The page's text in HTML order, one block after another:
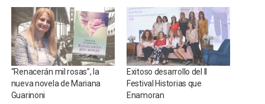
“Renacerán mil rosas”, la
nueva novela de Mariana
Guarinoni
Exitoso desarrollo del II
Festival Historias que
Enamoran